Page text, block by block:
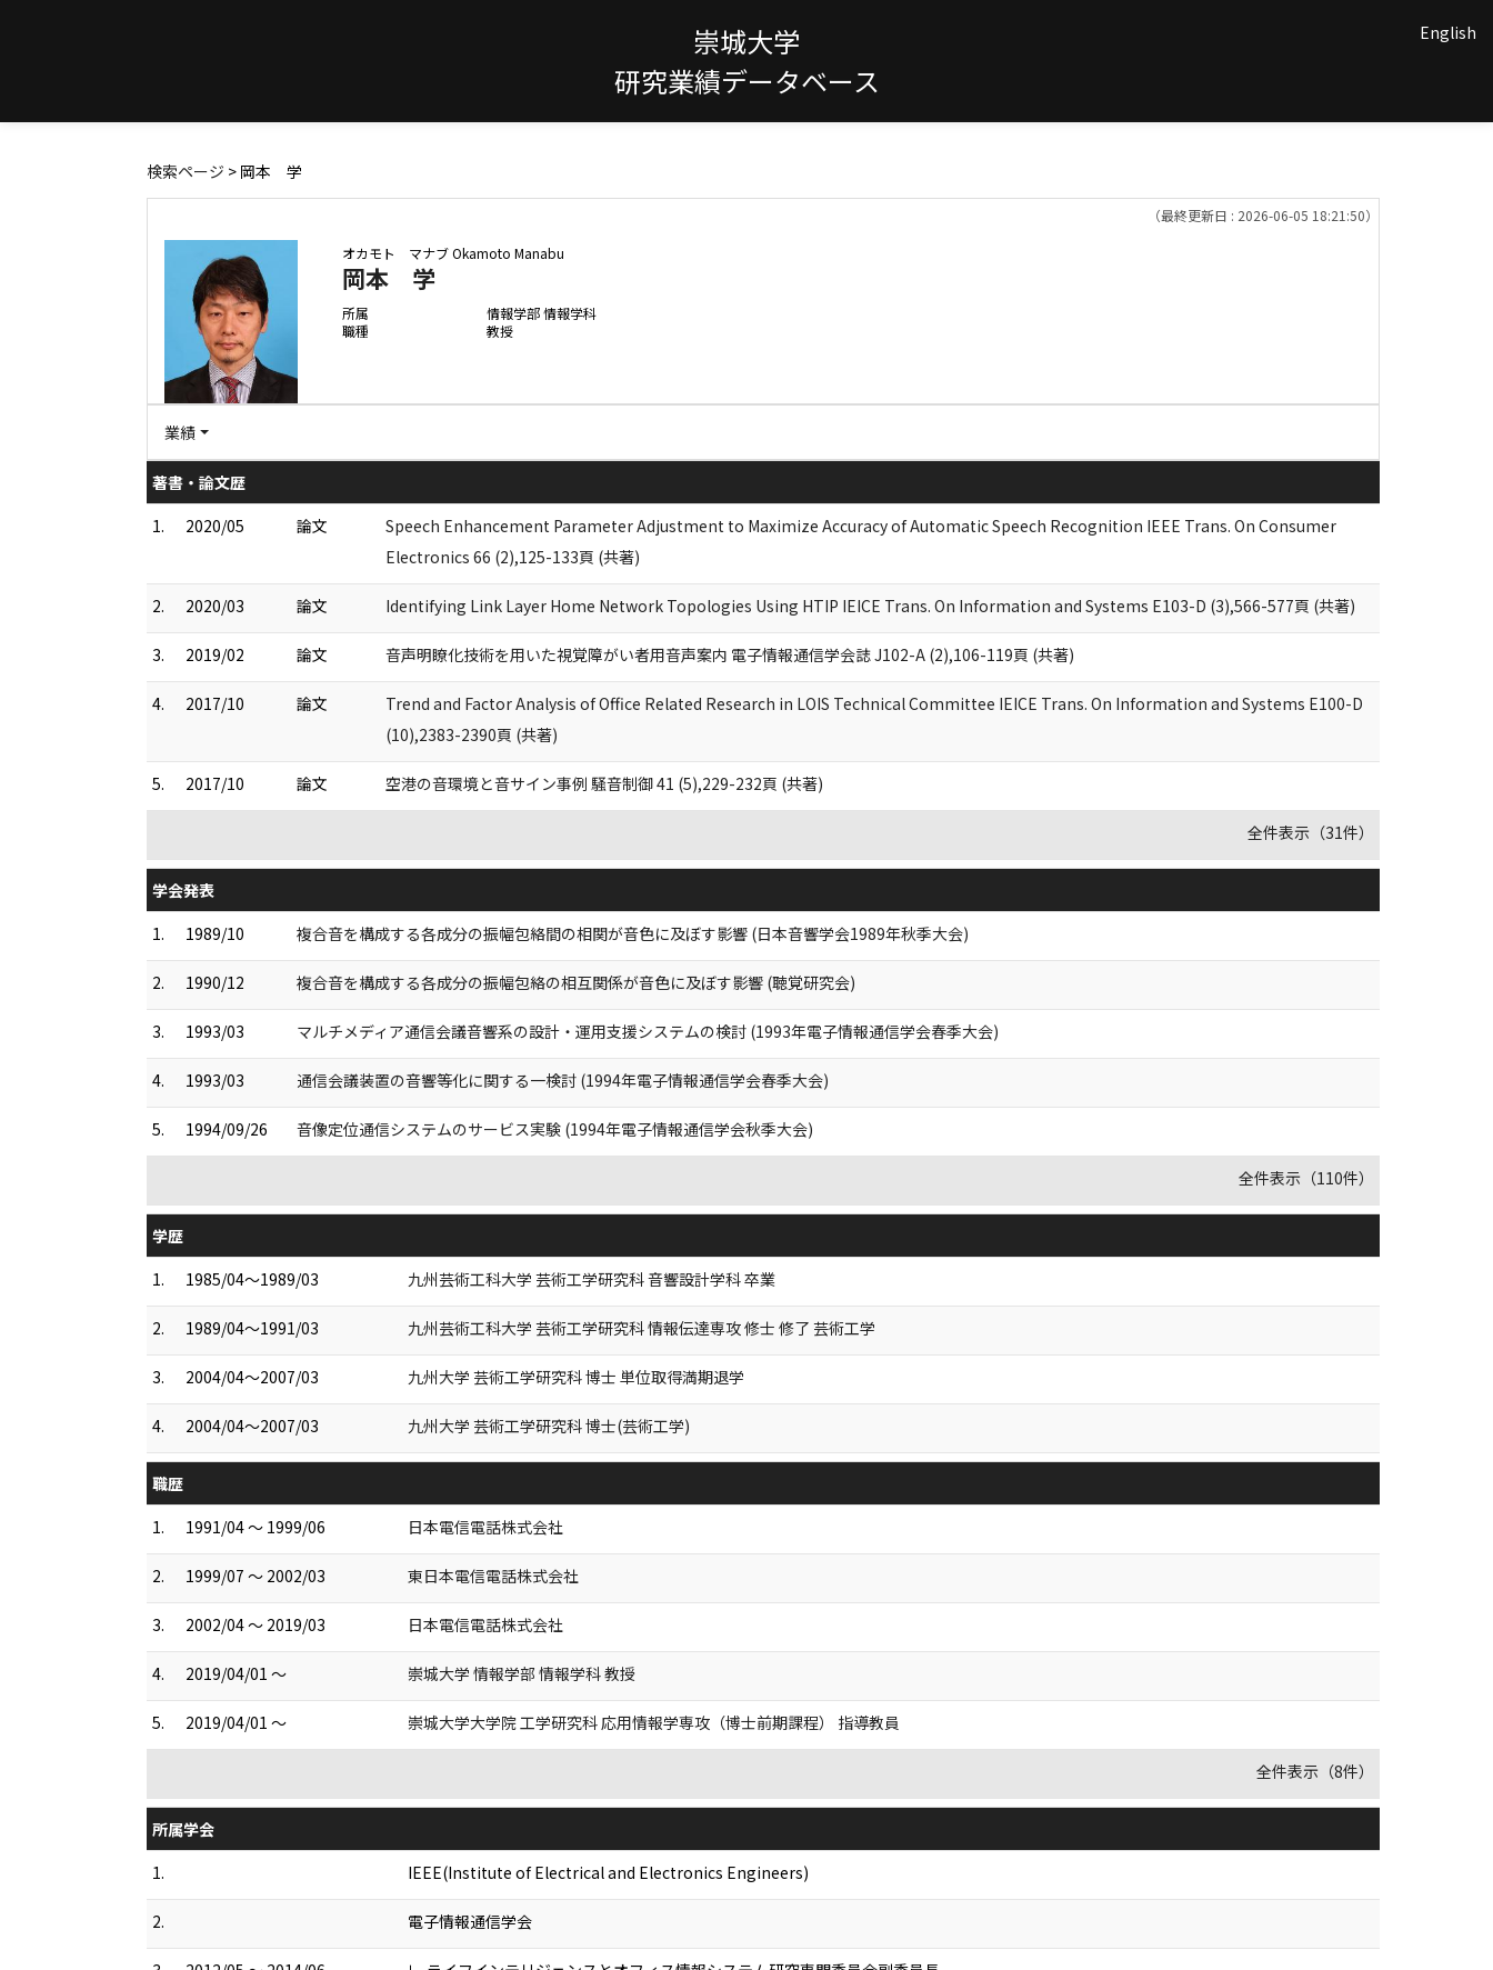
崇城大学
研究業績データベース
English
検索ページ > 岡本 学
（最終更新日 : 2026-06-05 18:21:50）
オカモト マナブOkamoto Manabu
岡本 学
所属
情報学部 情報学科
職種
教授
業績
著書・論文歴
1.
2020/05 論文
Speech Enhancement Parameter Adjustment to Maximize Accuracy of Automatic Speech Recognition IEEE Trans. On Consumer
Electronics 66 (2),125-133頁 (共著)
2. 2020/03 論文 Identifying Link Layer Home Network Topologies Using HTIP IEICE Trans. On Information and Systems E103-D (3),566-577頁 (共著)
3. 2019/02 論文 音声明瞭化技術を用いた視覚障がい者用音声案内 電子情報通信学会誌 J102-A (2),106-119頁 (共著)
4. 2017/10 論文
Trend and Factor Analysis of Office Related Research in LOIS Technical Committee IEICE Trans. On Information and Systems E100-D
(10),2383-2390頁 (共著)
5. 2017/10 論文 空港の音環境と音サイン事例 騒音制御 41 (5),229-232頁 (共著)
全件表示（31件）
学会発表
1.
1989/10 複合音を構成する各成分の振幅包絡間の相関が音色に及ぼす影響 (日本音響学会1989年秋季大会)
2. 1990/12 複合音を構成する各成分の振幅包絡の相互関係が音色に及ぼす影響 (聴覚研究会)
3. 1993/03 マルチメディア通信会議音響系の設計・運用支援システムの検討 (1993年電子情報通信学会春季大会)
4. 1993/03 通信会議装置の音響等化に関する一検討 (1994年電子情報通信学会春季大会)
5. 1994/09/26 音像定位通信システムのサービス実験 (1994年電子情報通信学会秋季大会)
全件表示（110件）
学歴
1.
1985/04～1989/03 九州芸術工科大学 芸術工学研究科 音響設計学科 卒業
2. 1989/04～1991/03 九州芸術工科大学 芸術工学研究科 情報伝達専攻 修士 修了 芸術工学
3. 2004/04～2007/03 九州大学 芸術工学研究科 博士 単位取得満期退学
4. 2004/04～2007/03 九州大学 芸術工学研究科 博士(芸術工学)
職歴
1.
1991/04 ～ 1999/06 日本電信電話株式会社
2. 1999/07 ～ 2002/03 東日本電信電話株式会社
3. 2002/04 ～ 2019/03 日本電信電話株式会社
4. 2019/04/01 ～ 崇城大学 情報学部 情報学科 教授
5. 2019/04/01 ～ 崇城大学大学院 工学研究科 応用情報学専攻（博士前期課程） 指導教員
全件表示（8件）
所属学会
1.
IEEE(Institute of Electrical and Electronics Engineers)
2. 電子情報通信学会